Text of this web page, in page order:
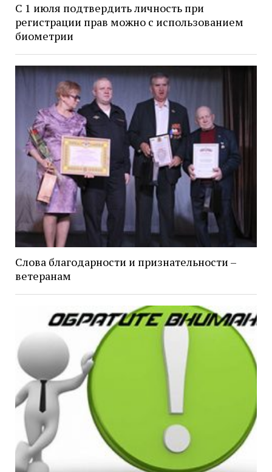
С 1 июля подтвердить личность при
регистрации прав можно с использованием
биометрии
Слова благодарности и признательности –
ветеранам